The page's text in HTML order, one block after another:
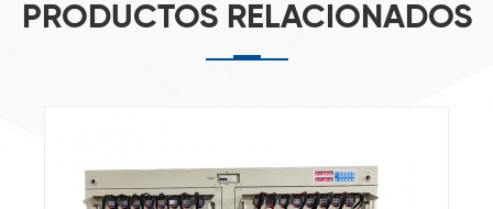
PRODUCTOS RELACIONADOS